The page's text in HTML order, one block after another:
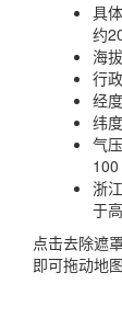
具
约
海
行
经度
纬度
气压
浙
于
点击去除遮
即可拖动地图